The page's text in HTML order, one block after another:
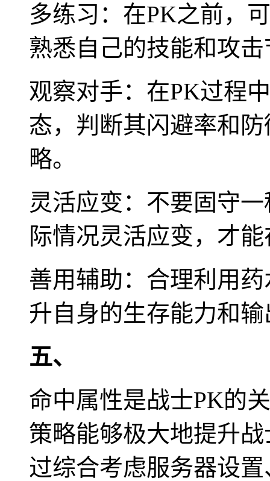
多练习：在PK之前，
熟悉自己的技能和攻
观察对手：在PK过程
态，判断其闪避率和
略。
灵活应变：不要固守
际情况灵活应变，才
善用辅助：合理利用
升自身的生存能力和
五、
命中属性是战士PK的
策略能够极大地提升
过综合考虑服务器设